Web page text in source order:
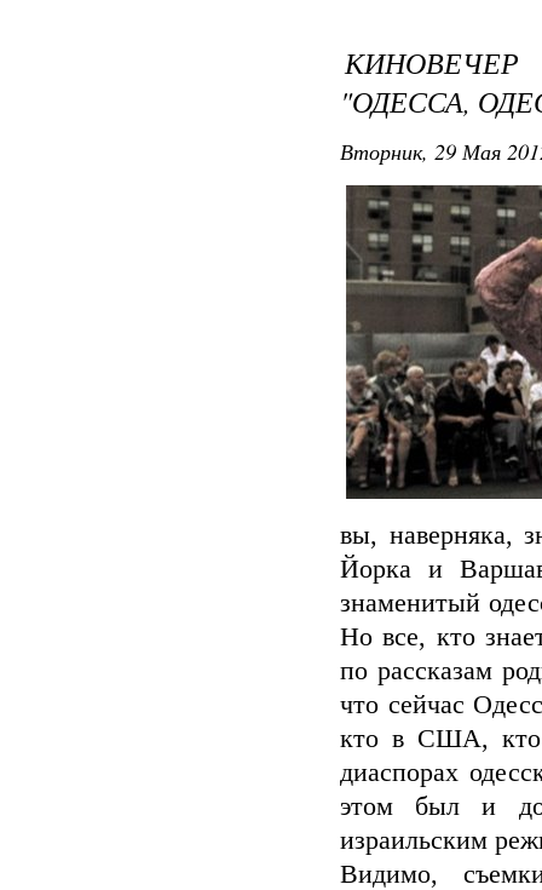
"ОДЕССА,
Вторник, 29 Мая
вы, наверняка,
Йорка и
знаменитый
Но все, кто
по рассказам
что сейчас
кто в США, кто
диаспорах
этом был и
израильским
Видимо,